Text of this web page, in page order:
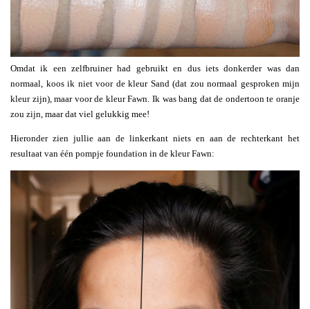
Omdat ik een zelfbruiner had gebruikt en dus iets donkerder was dan
normaal, koos ik niet voor de kleur Sand (dat zou normaal gesproken mijn
kleur zijn), maar voor de kleur Fawn. Ik was bang dat de ondertoon te oranje
zou zijn, maar dat viel gelukkig mee!
Hieronder zien jullie aan de linkerkant niets en aan de rechterkant het
resultaat van één pompje foundation in de kleur Fawn: